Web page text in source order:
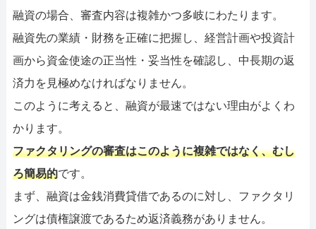
融資の場合、審査内容は複雑かつ多岐にわたります。
融資先の業績・財務を正確に把握し、経営計画や投資計
画から資金使途の正当性・妥当性を確認し、中長期の返
済力を見極めなければなりません。
このように考えると、融資が最速ではない理由がよくわ
かります。
ファクタリングの審査はこのように複雑ではなく、むし
ろ簡易的です。
まず、融資は金銭消費貸借であるのに対し、ファクタリ
ングは債権譲渡であるため返済義務がありません。